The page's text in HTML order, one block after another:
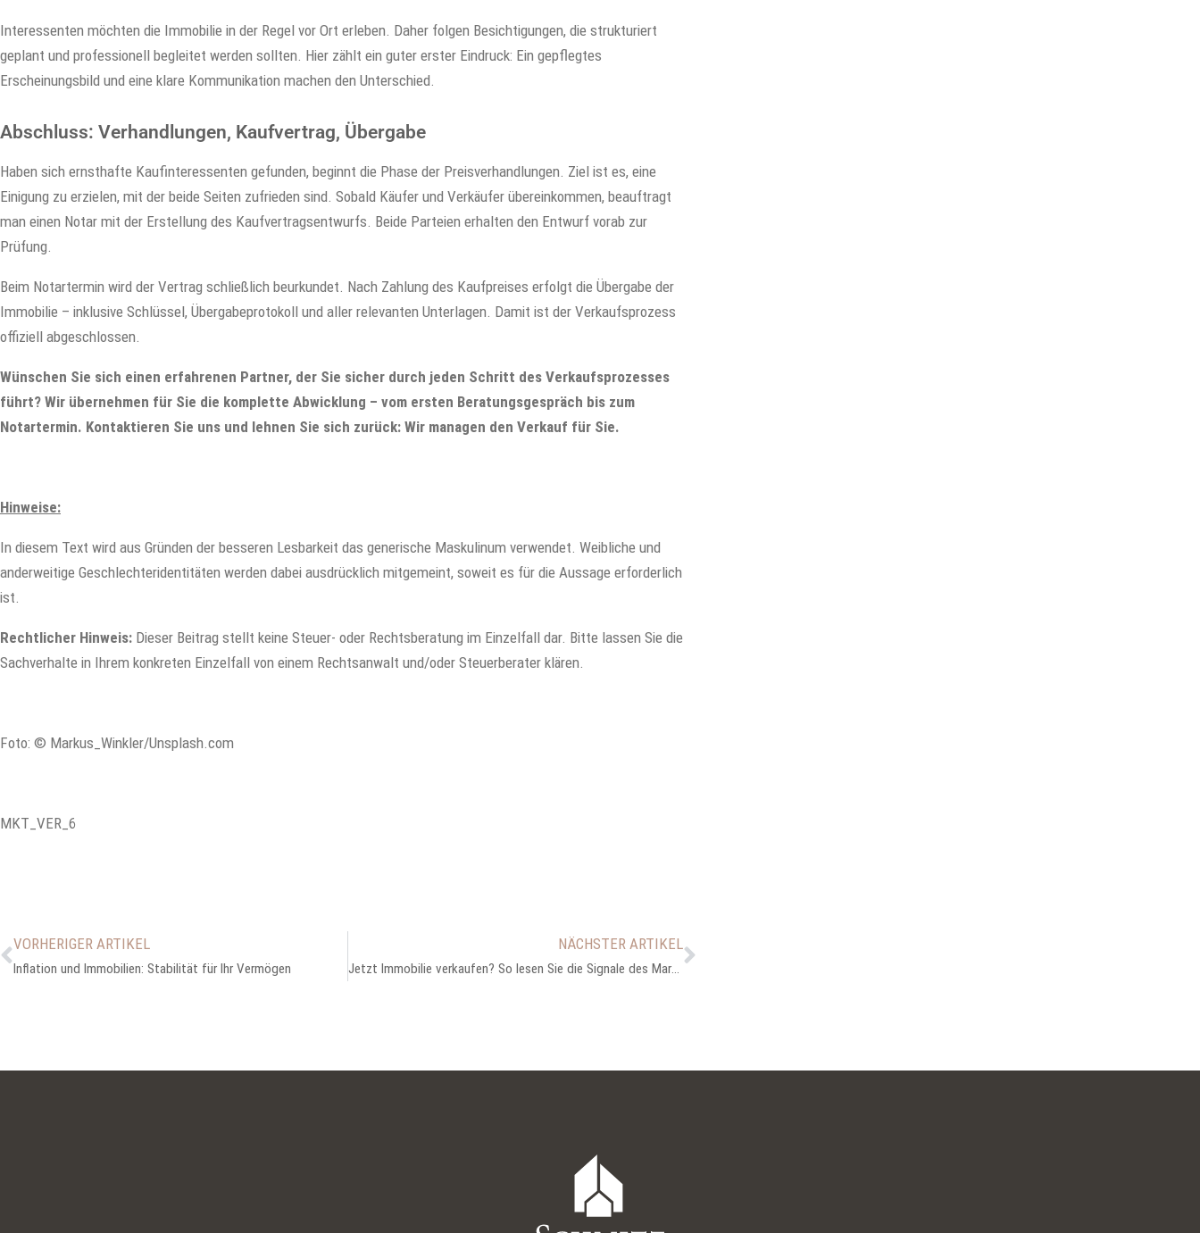
Interessenten möchten die Immobilie in der Regel vor Ort erleben. Daher folgen Besichtigungen, die strukturiert
geplant und professionell begleitet werden sollten. Hier zählt ein guter erster Eindruck: Ein gepflegtes
Erscheinungsbild und eine klare Kommunikation machen den Unterschied.
Abschluss: Verhandlungen, Kaufvertrag, Übergabe
Haben sich ernsthafte Kaufinteressenten gefunden, beginnt die Phase der Preisverhandlungen. Ziel ist es, eine
Einigung zu erzielen, mit der beide Seiten zufrieden sind. Sobald Käufer und Verkäufer übereinkommen, beauftragt
man einen Notar mit der Erstellung des Kaufvertragsentwurfs. Beide Parteien erhalten den Entwurf vorab zur
Prüfung.
Beim Notartermin wird der Vertrag schließlich beurkundet. Nach Zahlung des Kaufpreises erfolgt die Übergabe der
Immobilie – inklusive Schlüssel, Übergabeprotokoll und aller relevanten Unterlagen. Damit ist der Verkaufsprozess
offiziell abgeschlossen.
Wünschen Sie sich einen erfahrenen Partner, der Sie sicher durch jeden Schritt des Verkaufsprozesses
führt? Wir übernehmen für Sie die komplette Abwicklung – vom ersten Beratungsgespräch bis zum
Notartermin. Kontaktieren Sie uns und lehnen Sie sich zurück: Wir managen den Verkauf für Sie.
Hinweise:
In diesem Text wird aus Gründen der besseren Lesbarkeit das generische Maskulinum verwendet. Weibliche und
anderweitige Geschlechteridentitäten werden dabei ausdrücklich mitgemeint, soweit es für die Aussage erforderlich
ist.
Rechtlicher Hinweis: Dieser Beitrag stellt keine Steuer- oder Rechtsberatung im Einzelfall dar. Bitte lassen Sie die
Sachverhalte in Ihrem konkreten Einzelfall von einem Rechtsanwalt und/oder Steuerberater klären.
Foto: © Markus_Winkler/Unsplash.com
MKT_VER_6
VORHERIGER ARTIKEL
Inflation und Immobilien: Stabilität für Ihr Vermögen
NÄCHSTER ARTIKEL
Jetzt Immobilie verkaufen? So lesen Sie die Signale des Marktes